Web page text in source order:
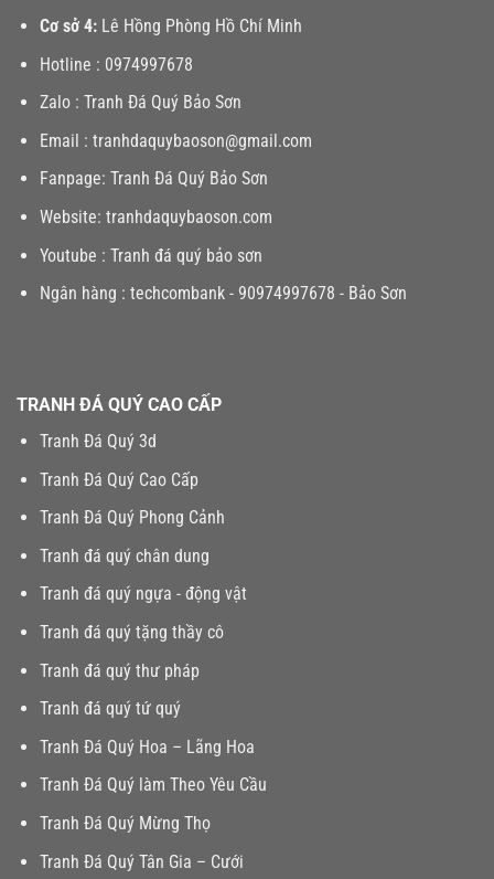
Cơ sở 4:Lê Hồng Phòng Hồ Chí Minh
Hotline : 0974997678
Zalo : Tranh Đá Quý Bảo Sơn
Email : tranhdaquybaoson@gmail.com
Fanpage: Tranh Đá Quý Bảo Sơn
Website: tranhdaquybaoson.com
Youtube : Tranh đá quý bảo sơn
Ngân hàng : techcombank - 90974997678 - Bảo Sơn
TRANH ĐÁ QUÝ CAO CẤP
Tranh Đá Quý 3d
Tranh Đá Quý Cao Cấp
Tranh Đá Quý Phong Cảnh
Tranh đá quý chân dung
Tranh đá quý ngựa - động vật
Tranh đá quý tặng thầy cô
Tranh đá quý thư pháp
Tranh đá quý tứ quý
Tranh Đá Quý Hoa – Lãng Hoa
Tranh Đá Quý làm Theo Yêu Cầu
Tranh Đá Quý Mừng Thọ
Tranh Đá Quý Tân Gia – Cưới